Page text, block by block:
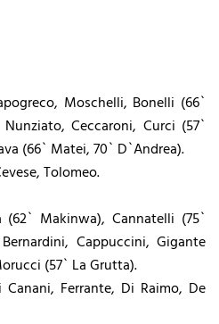
Moschelli, Bonelli (66`
Ceccaroni, Curci (57`
(66` Matei, 70` D`Andrea).
Tolomeo.
(62` Makinwa), Cannatelli (75`
Cappuccini, Gigante
(57` La Grutta).
Canani, Ferrante, Di Raimo, De